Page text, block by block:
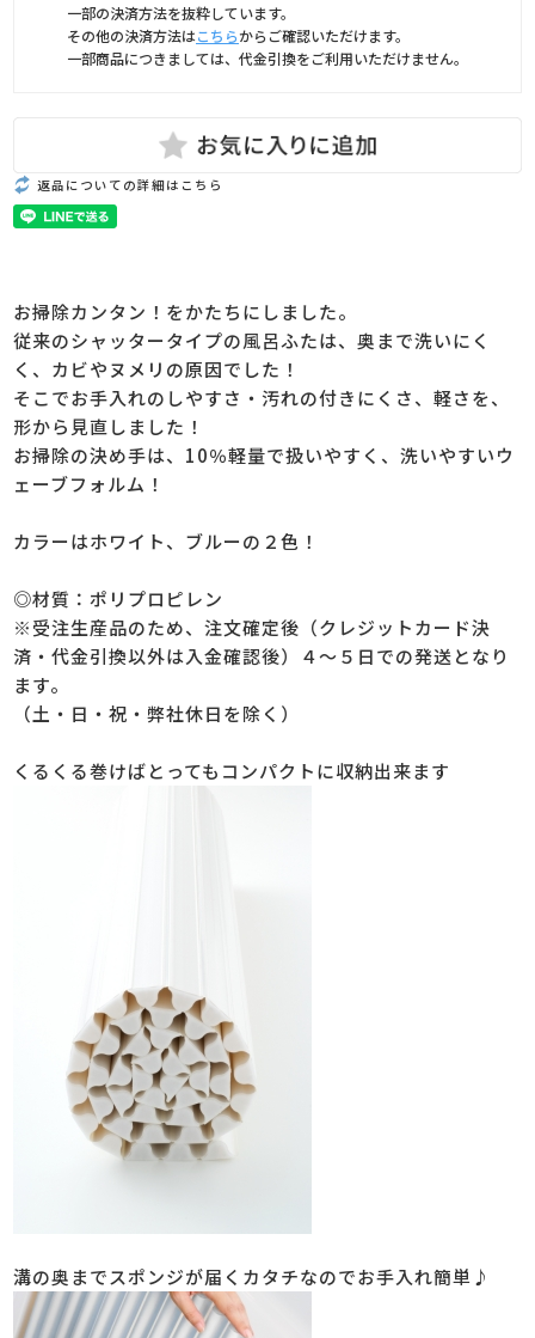
一部の決済方法を抜粋しています。
その他の決済方法はこちらからご確認いただけます。
一部商品につきましては、代金引換をご利用いただけません。
返品についての詳細はこちら
お掃除カンタン！をかたちにしました。
従来のシャッタータイプの風呂ふたは、奥まで洗いにく
く、カビやヌメリの原因でした！
そこでお手入れのしやすさ・汚れの付きにくさ、軽さを、
形から見直しました！
お掃除の決め手は、10％軽量で扱いやすく、洗いやすいウ
ェーブフォルム！
カラーはホワイト、ブルーの２色！
◎材質：ポリプロピレン
※受注生産品のため、注文確定後（クレジットカード決
済・代金引換以外は入金確認後）４～５日での発送となり
ます。
（土・日・祝・弊社休日を除く）
くるくる巻けばとってもコンパクトに収納出来ます
溝の奥までスポンジが届くカタチなのでお手入れ簡単♪